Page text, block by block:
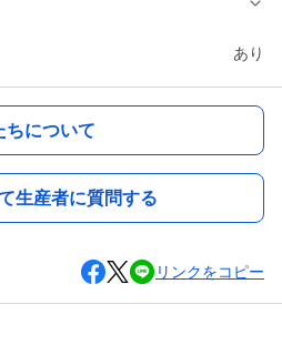
あり
ちについて
生産者に質問する
リンクをコピー